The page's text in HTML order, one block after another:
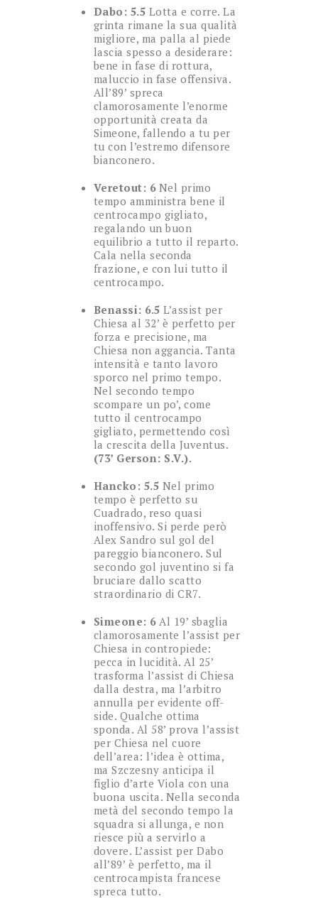
Dabo: 5.5 Lotta e corre. La
grinta rimane la sua qualità
migliore, ma palla al piede
lascia spesso a desiderare:
bene in fase di rottura,
maluccio in fase offensiva.
All’89’ spreca
clamorosamente l’enorme
opportunità creata da
Simeone, fallendo a tu per
tu con l’estremo difensore
bianconero.
Veretout: 6Nel primo
tempo amministra bene il
centrocampo gigliato,
regalando un buon
equilibrio a tutto il reparto.
Cala nella seconda
frazione, e con lui tutto il
centrocampo.
Benassi: 6.5 L’assist per
Chiesa al 32’ è perfetto per
forza e precisione, ma
Chiesa non aggancia. Tanta
intensità e tanto lavoro
sporco nel primo tempo.
Nel secondo tempo
scompare un po’, come
tutto il centrocampo
gigliato, permettendo così
la crescita della Juventus.
(73’ Gerson: S.V.).
Hancko: 5.5 Nel primo
tempo è perfetto su
Cuadrado, reso quasi
inoffensivo. Si perde però
Alex Sandro sul gol del
pareggio bianconero. Sul
secondo gol juventino si fa
bruciare dallo scatto
straordinario di CR7.
Simeone: 6Al 19’ sbaglia
clamorosamente l’assist per
Chiesa in contropiede:
pecca in lucidità. Al 25’
trasforma l’assist di Chiesa
dalla destra, ma l’arbitro
annulla per evidente off-
side. Qualche ottima
sponda. Al 58’ prova l’assist
per Chiesa nel cuore
dell’area: l’idea è ottima,
ma Szczesny anticipa il
figlio d’arte Viola con una
buona uscita. Nella seconda
metà del secondo tempo la
squadra si allunga, e non
riesce più a servirlo a
dovere. L’assist per Dabo
all’89’ è perfetto, ma il
centrocampista francese
spreca tutto.